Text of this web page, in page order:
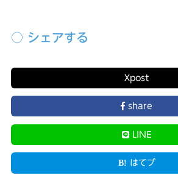
○ シェアする
Xpost
share
LINE
はてブ